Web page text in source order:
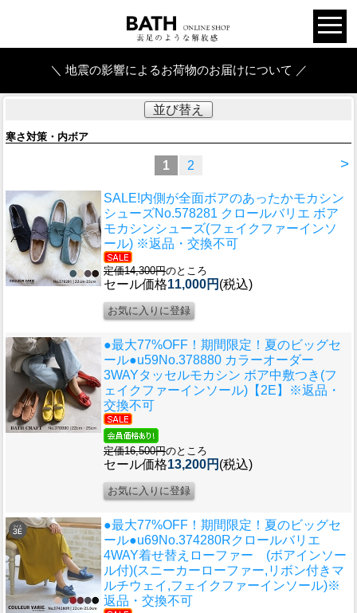
＼ 地震の影響によるお荷物のお届けについて ／
並び替え
寒さ対策・内ボア
>
1 2
SALE!内側が全面ボアのあったかモカシン
シューズNo.578281 クロールバリエ ボア
モカシンシューズ(フェイクファーインソ
ール) ※返品・交換不可
定価14,300円のところ
セール価格11,000円 (税込)
●最大77%OFF！期間限定！夏のビッグセ
ール●u59No.378880 カラーオーダー
3WAYタッセルモカシン ボア中敷つき(フ
ェイクファーインソール)【2E】※返品・
交換不可
定価16,500円のところ
セール価格13,200円 (税込)
●最大77%OFF！期間限定！夏のビッグセ
ール●u69No.374280Rクロールバリエ
4WAY着せ替えローファー (ボアインソー
ル付)(スニーカーローファー,リボン付きマ
ルチウェイ,フェイクファーインソール)※
返品・交換不可